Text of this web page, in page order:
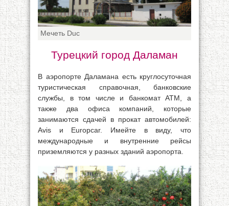
Мечеть Duc
Турецкий город Даламан
В аэропорте Даламана есть круглосуточная
туристическая справочная, банковские
службы, в том числе и банкомат ATM, а
также два офиса компаний, которые
занимаются сдачей в прокат автомобилей:
Avis и Europcar. Имейте в виду, что
международные и внутренние рейсы
приземляются у разных зданий аэропорта.